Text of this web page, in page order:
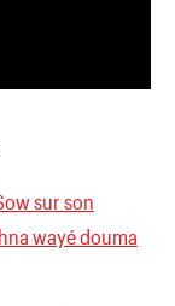
sur son
wayé douma